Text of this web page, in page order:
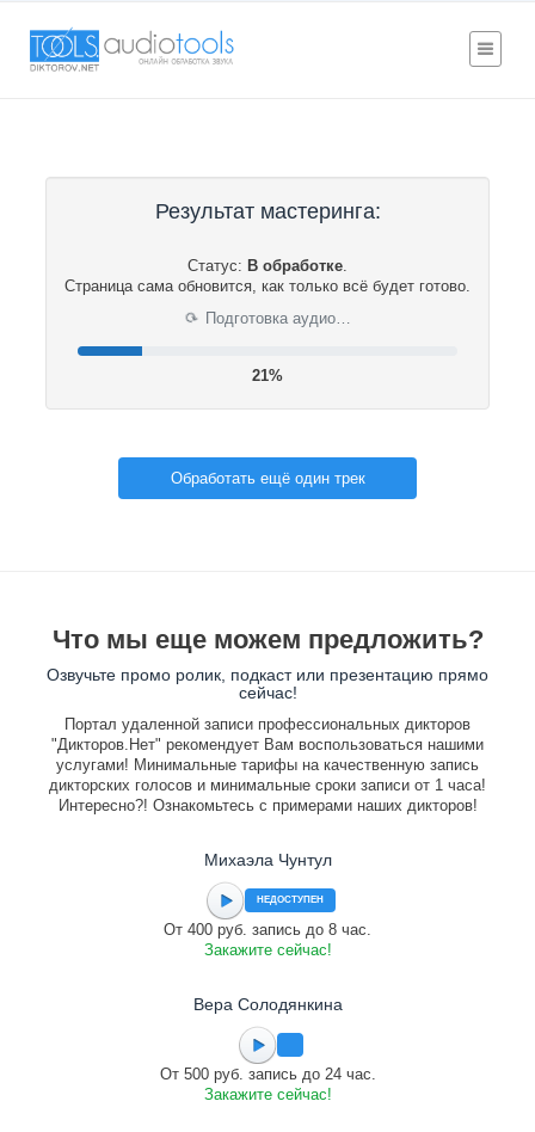
Результат мастеринга:
Статус: В обработке.
Страница сама обновится, как только всё будет готово.
⟳ Подготовка аудио…
22%
Обработать ещё один трек
Что мы еще можем предложить?
Озвучьте промо ролик, подкаст или презентацию прямо
сейчас!
Портал удаленной записи профессиональных дикторов
"Дикторов.Нет" рекомендует Вам воспользоваться нашими
услугами! Минимальные тарифы на качественную запись
дикторских голосов и минимальные сроки записи от 1 часа!
Интересно?! Ознакомьтесь с примерами наших дикторов!
Михаэла Чунтул
НЕДОСТУПЕН
От 400 руб. запись до 8 час.
Закажите сейчас!
Вера Солодянкина
От 500 руб. запись до 24 час.
Закажите сейчас!